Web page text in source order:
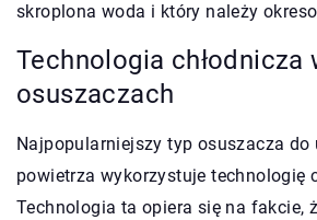
skroplona woda i który należy
Technologia chłodnicza
osuszaczach
Najpopularniejszy typ osuszacza
powietrza wykorzystuje technologię
Technologia ta opiera się na fakcie,